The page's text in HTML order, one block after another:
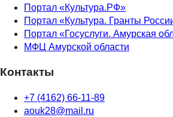
Портал «Культура.РФ»
Портал «Культура. Гранты
Портал «Госуслуги. Амурская
МФЦ Амурской области
Контакты
+7 (4162) 66-11-89
aouk28@mail.ru